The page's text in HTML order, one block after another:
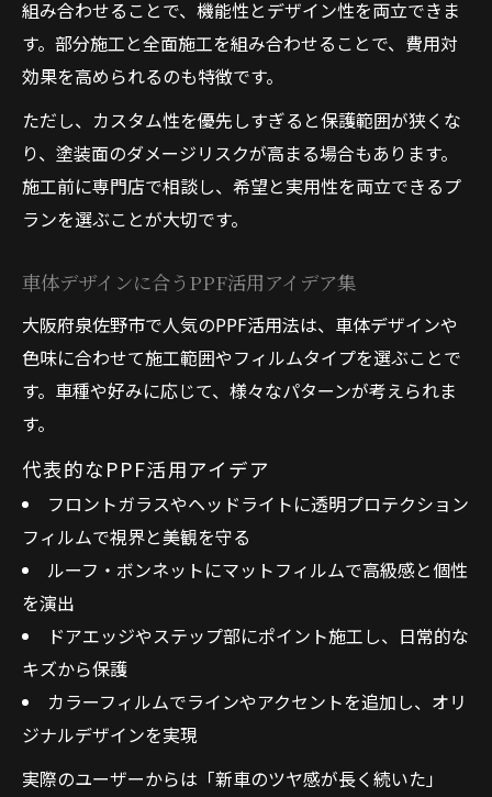
組み合わせることで、機能性とデザイン性を両立できま
す。部分施工と全面施工を組み合わせることで、費用対
効果を高められるのも特徴です。
ただし、カスタム性を優先しすぎると保護範囲が狭くな
り、塗装面のダメージリスクが高まる場合もあります。
施工前に専門店で相談し、希望と実用性を両立できるプ
ランを選ぶことが大切です。
車体デザインに合うPPF活用アイデア集
大阪府泉佐野市で人気のPPF活用法は、車体デザインや
色味に合わせて施工範囲やフィルムタイプを選ぶことで
す。車種や好みに応じて、様々なパターンが考えられま
す。
代表的なPPF活用アイデア
フロントガラスやヘッドライトに透明プロテクション
フィルムで視界と美観を守る
ルーフ・ボンネットにマットフィルムで高級感と個性
を演出
ドアエッジやステップ部にポイント施工し、日常的な
キズから保護
カラーフィルムでラインやアクセントを追加し、オリ
ジナルデザインを実現
実際のユーザーからは「新車のツヤ感が長く続いた」